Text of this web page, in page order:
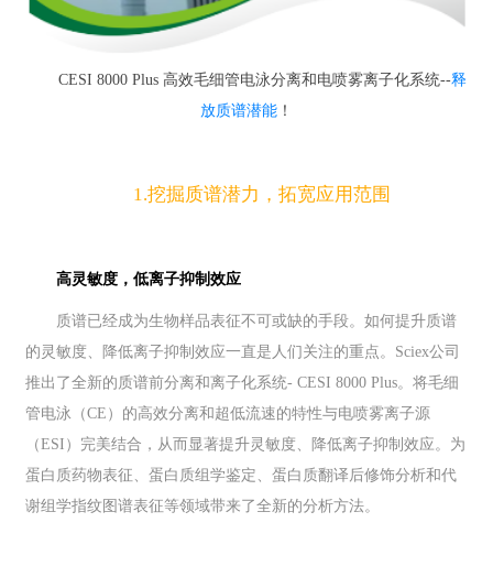
CESI 8000 Plus 高效毛细管电泳分离和电喷雾离子化系统--释
放质谱潜能 ！
1.挖掘质谱潜力，拓宽应用范围
高灵敏度，低离子抑制效应
质谱已经成为生物样品表征不可或缺的手段。如何提升质谱
的灵敏度、降低离子抑制效应一直是人们关注的重点。 Sciex公司
推出了全新的质谱前分离和离子化系统- CESI 8000 Plus。将毛细
管电泳（CE）的高效分离和超低流速的特性与电喷雾离子源
（ESI）完美结合，从而显著提升灵敏度、降低离子抑制效应。 为
蛋白质药物表征、蛋白质组学鉴定、蛋白质翻译后修饰分析和代
谢组学指纹图谱表征等领域带来了全新的分析方法。